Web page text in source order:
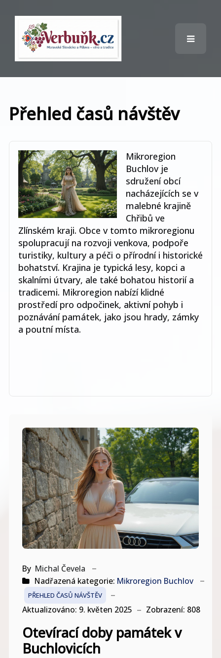
Přehled časů návštěv
Mikroregion
Buchlov je
sdružení obcí
nacházejících se v
malebné krajině
Chřibů ve
Zlínském kraji. Obce v tomto mikroregionu
spolupracují na rozvoji venkova, podpoře
turistiky, kultury a péči o přírodní i historické
bohatství. Krajina je typická lesy, kopci a
skalními útvary, ale také bohatou historií a
tradicemi. Mikroregion nabízí klidné
prostředí pro odpočinek, aktivní pohyb i
poznávání památek, jako jsou hrady, zámky
a poutní místa.
Otevírací doby památek v
Buchlovicích
By Michal Čevela
Nadřazená kategorie: Mikroregion Buchlov
PŘEHLED ČASŮ NÁVŠTĚV
Aktualizováno: 9. květen 2025 Zobrazení: 808